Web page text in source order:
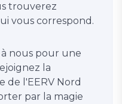
trouverez
vous correspond.
nous pour une
la
l'EERV Nord
par la magie